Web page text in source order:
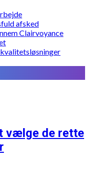
afsked
Clairvoyance
vælge de rette